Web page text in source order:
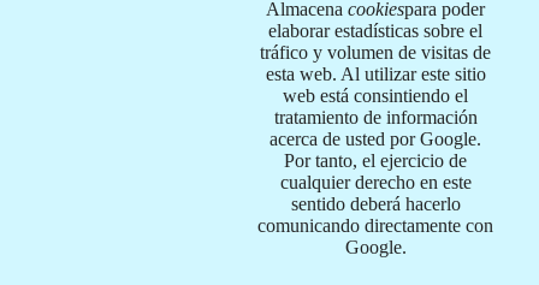
Almacena cookiespara poder
elaborar estadísticas sobre el
tráfico y volumen de visitas de
esta web. Al utilizar este sitio
web está consintiendo el
tratamiento de información
acerca de usted por Google.
Por tanto, el ejercicio de
cualquier derecho en este
sentido deberá hacerlo
comunicando directamente con
Google.